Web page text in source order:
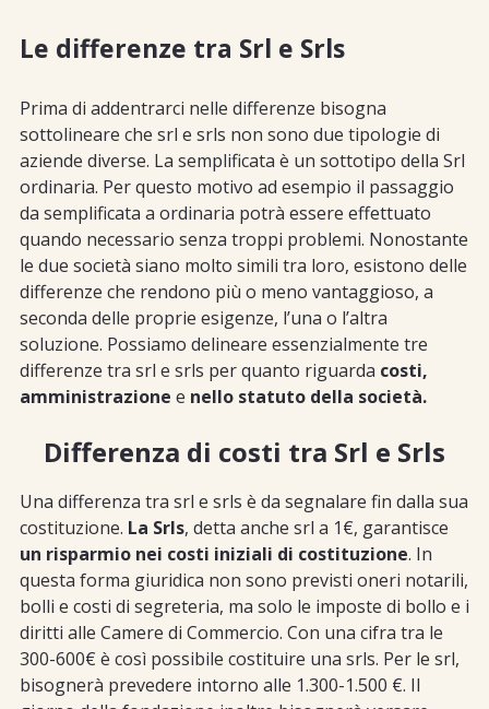
Le differenze tra Srl e Srls
Prima di addentrarci nelle differenze bisogna
sottolineare che srl e srls non sono due tipologie di
aziende diverse. La semplificata è un sottotipo della Srl
ordinaria. Per questo motivo ad esempio il passaggio
da semplificata a ordinaria potrà essere effettuato
quando necessario senza troppi problemi. Nonostante
le due società siano molto simili tra loro, esistono delle
differenze che rendono più o meno vantaggioso, a
seconda delle proprie esigenze, l’una o l’altra
soluzione. Possiamo delineare essenzialmente tre
differenze tra srl e srls per quanto riguarda costi,
amministrazione e nello statuto della società.
Differenza di costi tra Srl e Srls
Una differenza tra srl e srls è da segnalare fin dalla sua
costituzione. La Srls, detta anche srl a 1€, garantisce
un risparmio nei costi iniziali di costituzione. In
questa forma giuridica non sono previsti oneri notarili,
bolli e costi di segreteria, ma solo le imposte di bollo e i
diritti alle Camere di Commercio. Con una cifra tra le
300-600€ è così possibile costituire una srls. Per le srl,
bisognerà prevedere intorno alle 1.300-1.500 €. Il